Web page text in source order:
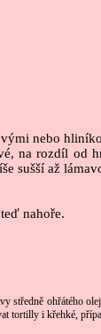
nebo
na rozdíl od
sušší až
nahoře.
středně ohřátého
tortilly i křehké,